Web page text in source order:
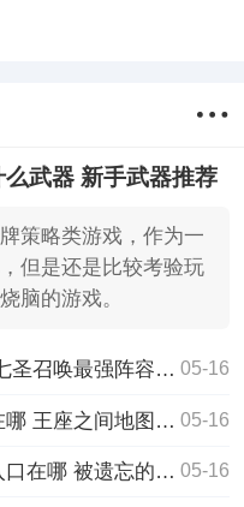
武器 新手武器推荐
策略类游戏，作为一
但是还是比较考验玩
脑的游戏。
原神七圣召唤最强阵容是什么 七圣召唤最强阵容推荐 05-16
重生细胞王座之间地图出入口在哪 王座之间地图出入口介绍 05-16
重生细胞被遗忘的陵墓地图出入口在哪 被遗忘的陵墓地图出入口介绍 05-16